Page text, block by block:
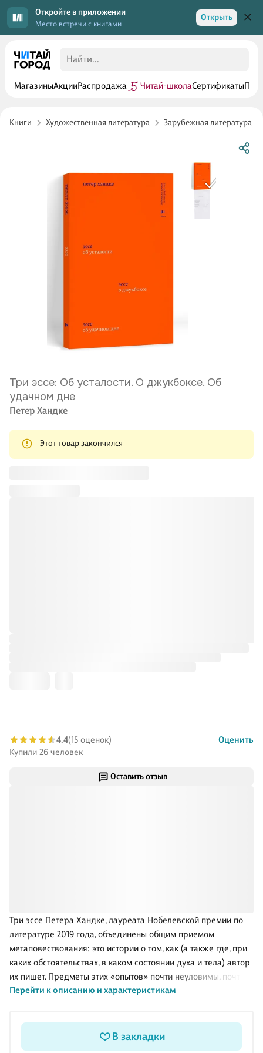
Откройте в приложении
Место встречи с книгами
Открыть
МагазиныАкцииРаспродажа Читай-школаСертификаты
Книги Художественная литература Зарубежная литература
Оставить отзыв
Три эссе Петера Хандке, лауреата Нобелевской премии по
литературе 2019 года, объединены общим приемом
метаповествования: это истории о том, как (а также где, при
каких обстоятельствах, в каком состоянии духа и тела) автор
их пишет. Предметы этих «опытов» почти неуловимы, почти
абстрактны, почти нереальны и служат скорее постоянно
аппарат... Трилогия написана в 1989–1991 годах, в эпоху
глобальных исторических сдвигов — тем более настойчиво
Перейти к описанию и характеристикам
Три эссе: Об усталости. О джукбоксе. Об
удачном дне
Петер Хандке
Этот товар закончился
4.4(15 оценок)
Оценить
Купили 26 человек
В закладки